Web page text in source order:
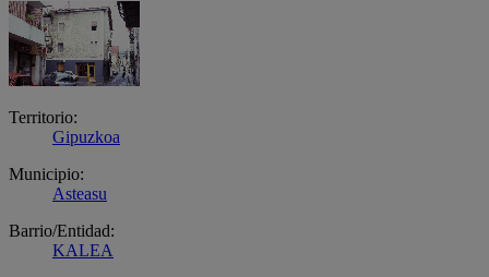
Territorio:
Gipuzkoa
Municipio:
Asteasu
Barrio/Entidad:
KALEA